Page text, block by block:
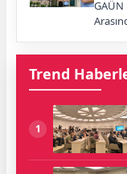
Trend
1